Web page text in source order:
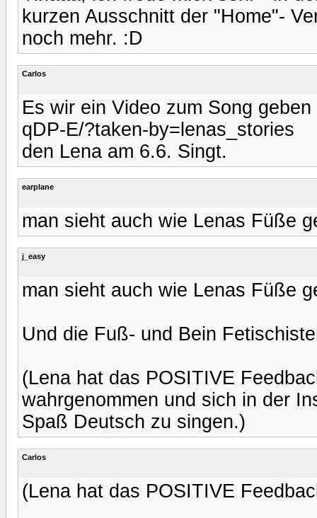
kurzen Ausschnitt der "Home"-
noch mehr. :D
Carlos
Es wir ein Video zum Song
qDP-E/?taken-by=lenas_stories
den Lena am 6.6. Singt.
earplane
man sieht auch wie Lenas Füße
j_easy
man sieht auch wie Lenas Füße
Und die Fuß- und Bein
(Lena hat das POSITIVE
wahrgenommen und sich in der
Spaß Deutsch zu singen.)
Carlos
(Lena hat das POSITIVE